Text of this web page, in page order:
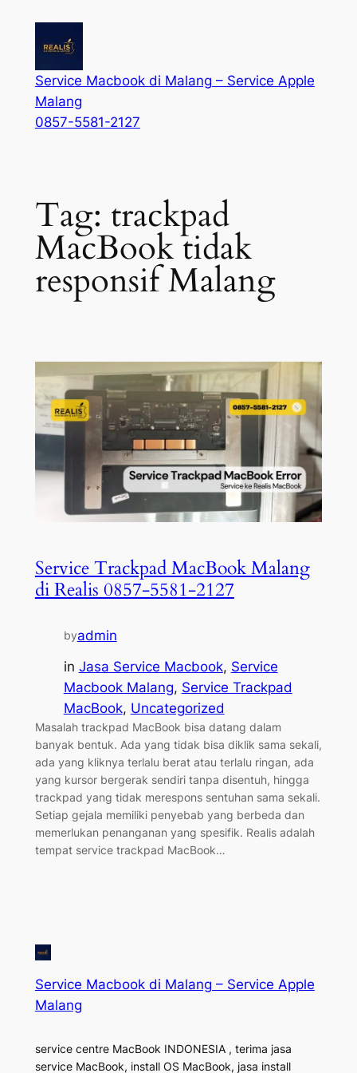
Service Macbook di Malang – Service Apple
Malang
0857-5581-2127
Tag: trackpad
MacBook tidak
responsif Malang
Service Trackpad MacBook Malang
di Realis 0857-5581-2127
byadmin
in Jasa Service Macbook, Service
Macbook Malang, Service Trackpad
MacBook, Uncategorized
Masalah trackpad MacBook bisa datang dalam
banyak bentuk. Ada yang tidak bisa diklik sama sekali,
ada yang kliknya terlalu berat atau terlalu ringan, ada
yang kursor bergerak sendiri tanpa disentuh, hingga
trackpad yang tidak merespons sentuhan sama sekali.
Setiap gejala memiliki penyebab yang berbeda dan
memerlukan penanganan yang spesifik. Realis adalah
tempat service trackpad MacBook…
Service Macbook di Malang – Service Apple
Malang
service centre MacBook INDONESIA , terima jasa
service MacBook, install OS MacBook, jasa install